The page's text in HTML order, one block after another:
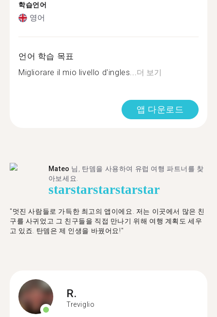
학습언어
영어
언어 학습 목표
Migliorare il mio livello d'ingles...더 보기
앱 다운로드
Mateo 님, 탄뎀을 사용하여 유럽 여행 파트너를 찾
아보세요.
starstarstarstarstar
"멋진 사람들로 가득한 최고의 앱이에요. 저는 이곳에서 많은 친
구를 사귀었고 그 친구들을 직접 만나기 위해 여행 계획도 세우
고 있죠. 탄뎀은 제 인생을 바꿨어요!"
R.
Treviglio